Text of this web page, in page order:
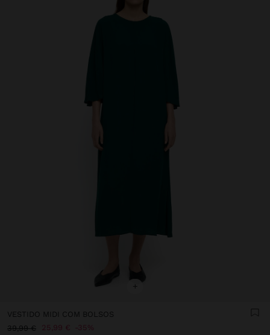
+
VESTIDO MIDI COM BOLSOS
39,99 €
25,99 € 35%